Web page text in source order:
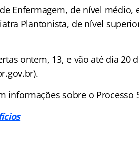
Enfermagem, de nível médio,
Plantonista, de nível
ontem, 13, e vão até dia 20
informações sobre o Processo